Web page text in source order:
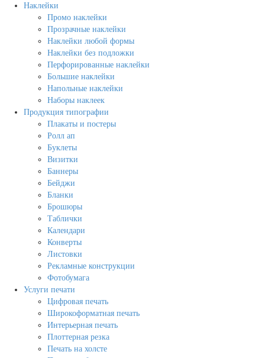
Наклейки
Промо наклейки
Прозрачные наклейки
Наклейки любой формы
Наклейки без подложки
Перфорированные наклейки
Большие наклейки
Напольные наклейки
Наборы наклеек
Продукция типографии
Плакаты и постеры
Ролл ап
Буклеты
Визитки
Баннеры
Бейджи
Бланки
Брошюры
Таблички
Календари
Конверты
Листовки
Рекламные конструкции
Фотобумага
Услуги печати
Цифровая печать
Широкоформатная печать
Интерьерная печать
Плоттерная резка
Печать на холсте